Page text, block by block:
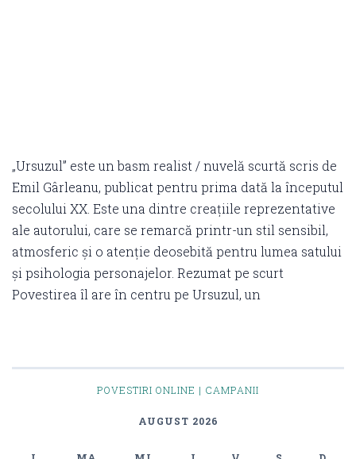
„Ursuzul” este un basm realist / nuvelă scurtă scris de
Emil Gârleanu, publicat pentru prima dată la începutul
secolului XX. Este una dintre creațiile reprezentative
ale autorului, care se remarcă printr-un stil sensibil,
atmosferic și o atenție deosebită pentru lumea satului
și psihologia personajelor. Rezumat pe scurt
Povestirea îl are în centru pe Ursuzul, un
POVESTIRI ONLINE | CAMPANII
AUGUST 2026